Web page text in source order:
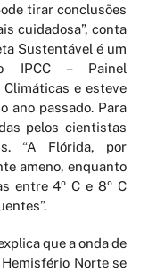
tirar conclusões
cuidadosa”, conta
Sustentável é um
IPCC – Painel
e esteve
ano passado. Para
pelos cientistas
“A Flórida, por
ameno, enquanto
entre 4º C e 8º C
que a onda de
Norte se